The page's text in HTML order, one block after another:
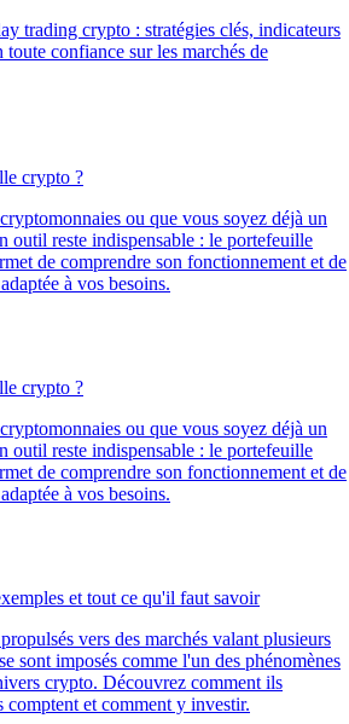
trading crypto : stratégies clés, indicateurs
toute confiance sur les marchés de
crypto ?
ou que vous soyez déjà un
outil reste indispensable : le portefeuille
de comprendre son fonctionnement et de
à vos besoins.
crypto ?
ou que vous soyez déjà un
outil reste indispensable : le portefeuille
de comprendre son fonctionnement et de
à vos besoins.
et tout ce qu'il faut savoir
vers des marchés valant plusieurs
sont imposés comme l'un des phénomènes
crypto. Découvrez comment ils
et comment y investir.